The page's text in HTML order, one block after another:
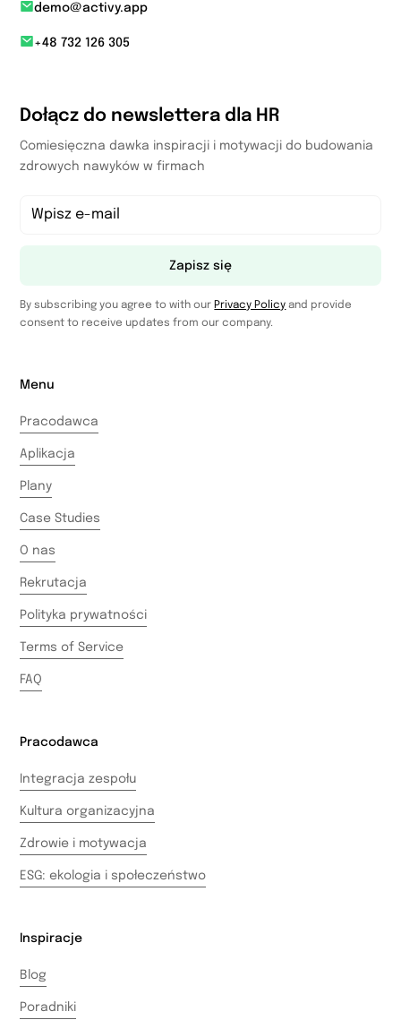
demo@activy.app
+48 732 126 305
Dołącz do newslettera dla HR
Comiesięczna dawka inspiracji i motywacji do budowania
zdrowych nawyków w firmach
Zapisz się
By subscribing you agree to with our Privacy Policy and provide
consent to receive updates from our company.
Menu
Pracodawca
Aplikacja
Plany
Case Studies
O nas
Rekrutacja
Polityka prywatności
Terms of Service
FAQ
Pracodawca
Integracja zespołu
Kultura organizacyjna
Zdrowie i motywacja
ESG: ekologia i społeczeństwo
Inspiracje
Blog
Poradniki